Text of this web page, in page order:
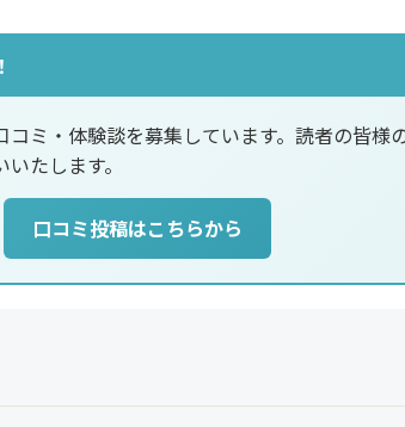
ミ・体験談を募集しています。読者の皆様
たします。
口コミ投稿はこちらから